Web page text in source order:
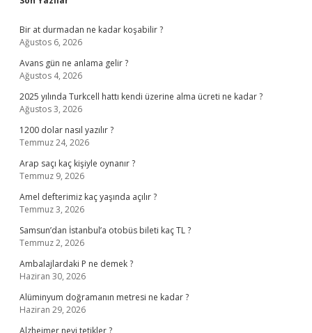
Sidebar
Bir at durmadan ne kadar koşabilir ?
Ağustos 6, 2026
Avans gün ne anlama gelir ?
Ağustos 4, 2026
2025 yılında Turkcell hattı kendi üzerine alma ücreti ne kadar ?
Ağustos 3, 2026
1200 dolar nasıl yazılır ?
Temmuz 24, 2026
Arap saçı kaç kişiyle oynanır ?
Temmuz 9, 2026
Amel defterimiz kaç yaşında açılır ?
Temmuz 3, 2026
Samsun’dan İstanbul’a otobüs bileti kaç TL ?
Temmuz 2, 2026
Ambalajlardaki P ne demek ?
Haziran 30, 2026
Alüminyum doğramanın metresi ne kadar ?
Haziran 29, 2026
Alzheimer neyi tetikler ?